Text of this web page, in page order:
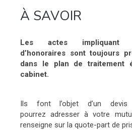
À SAVOIR
Les actes impliquant
d’honoraires sont toujours
dans le plan de traitement
cabinet.
Ils font l’objet d’un
pourrez adresser à votre
renseigne sur la quote-part de